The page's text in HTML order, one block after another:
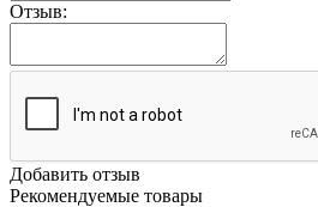
Отзыв:
Добавить отзыв
Рекомендуемые товары